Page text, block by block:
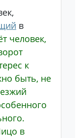
в
человек,
к
быть, не
в